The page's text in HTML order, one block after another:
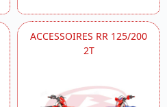
ACCESSOIRES RR 125/200
2T